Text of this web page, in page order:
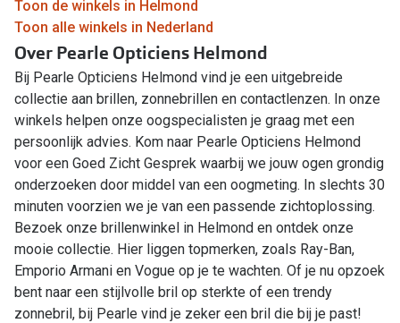
Alles over brillen
Toon de winkels in Helmond
Toon alle winkels in Nederland
Over Pearle Opticiens Helmond
Bij Pearle Opticiens Helmond vind je een uitgebreide
collectie aan brillen, zonnebrillen en contactlenzen. In onze
winkels helpen onze oogspecialisten je graag met een
persoonlijk advies. Kom naar Pearle Opticiens Helmond
voor een Goed Zicht Gesprek waarbij we jouw ogen grondig
onderzoeken door middel van een oogmeting. In slechts 30
minuten voorzien we je van een passende zichtoplossing.
Bezoek onze brillenwinkel in Helmond en ontdek onze
mooie collectie. Hier liggen topmerken, zoals Ray-Ban,
Emporio Armani en Vogue op je te wachten. Of je nu opzoek
bent naar een stijlvolle bril op sterkte of een trendy
zonnebril, bij Pearle vind je zeker een bril die bij je past!